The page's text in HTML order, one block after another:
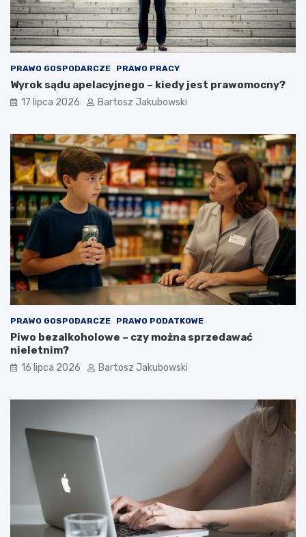
PRAWO GOSPODARCZE PRAWO PRACY
Wyrok sądu apelacyjnego – kiedy jest prawomocny?
17 lipca 2026 Bartosz Jakubowski
PRAWO GOSPODARCZE PRAWO PODATKOWE
Piwo bezalkoholowe – czy można sprzedawać
nieletnim?
16 lipca 2026 Bartosz Jakubowski